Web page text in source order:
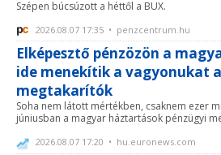
Szépen búcsúzott a héttől a BUX.
2026.08.07 17:35 • penzcentrum.hu
Elképesztő pénzözön a
ide menekítik a vagyonukat
megtakarítók
Soha nem látott mértékben, csaknem ezer
júniusban a magyar háztartások pénzügyi
2026.08.07 17:20 • hu.euronews.com